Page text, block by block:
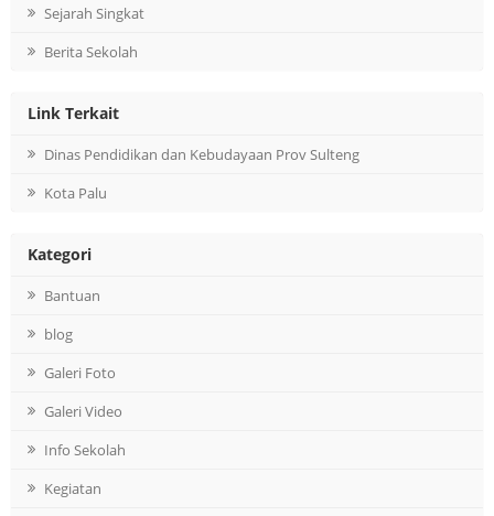
Sejarah Singkat
Berita Sekolah
Link Terkait
Dinas Pendidikan dan Kebudayaan Prov Sulteng
Kota Palu
Kategori
Bantuan
blog
Galeri Foto
Galeri Video
Info Sekolah
Kegiatan